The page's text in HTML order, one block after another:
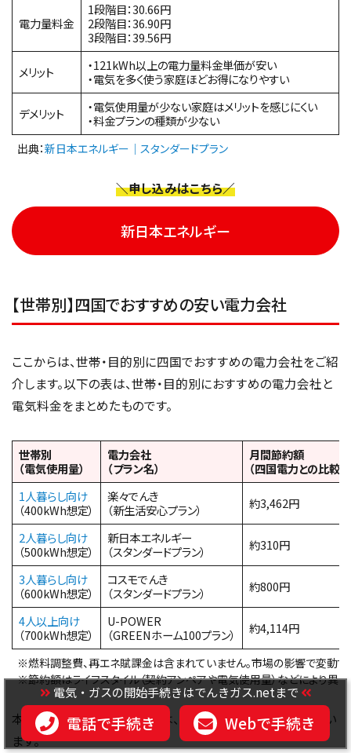
電力量料金
1段階目：30.66円
2段階目：36.90円
3段階目：39.56円
メリット
・121kWh以上の電力量料金単価が安い
・電気を多く使う家庭ほどお得になりやすい
デメリット
・電気使用量が少ない家庭はメリットを感じにくい
・料金プランの種類が少ない
出典：新日本エネルギー｜スタンダードプラン
＼申し込みはこちら／
新日本エネルギー
【世帯別】四国でおすすめの安い電力会社
ここからは、世帯・目的別に四国でおすすめの電力会社をご紹
介します。以下の表は、世帯・目的別におすすめの電力会社と
電気料金をまとめたものです。
世帯別
（電気使用量）
電力会社
（プラン名）
月間節約額
（四国電力との比較）
1人暮らし向け
（400kWh想定）
楽々でんき
（新生活安心プラン）
約3,462円
2人暮らし向け
（500kWh想定）
新日本エネルギー
（スタンダードプラン）
約310円
3人暮らし向け
（600kWh想定）
コスモでんき
（スタンダードプラン）
約800円
4人以上向け
（700kWh想定）
U-POWER
（GREENホーム100プラン）
約4,114円
※燃料調整費、再エネ賦課金は含まれていません。市場の影響で変動す
※節約額はライフスタイル（契約アンペアや電気使用量）などにより異な
本章の料金シミュレーションは、以下の試算条件で算出してい
ます。
電気・ガスの開始手続きはでんきガス.netまで
電話で手続き Webで手続き